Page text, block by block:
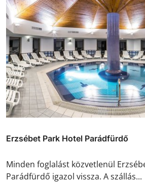
Erzsébet Park Hotel Parádfürdő
Minden foglalást közvetlenül
Parádfürdő igazol vissza. A szállás...